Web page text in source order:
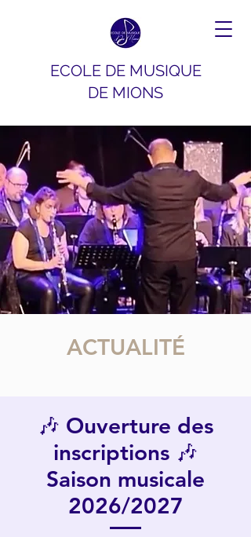
ECOLE DE MUSIQUE
DE MIONS
ACTUALITÉ
🎶 Ouverture des
inscriptions 🎶
Saison musicale
2026/2027